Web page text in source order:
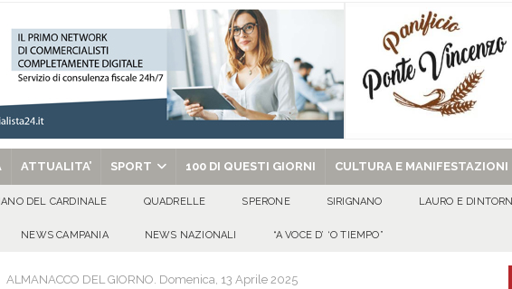
Nessuna crescita economica può prescindere dalla tutela della vita umana” CULTURA E
senza KYC: cosa sono e come funzionano in Italia CULTURA E MANIFESTAZIONI
Venerdì 29 agosto la chiesa celebra il Martirio di san Giovanni Battista e santa Sabina EVIDENZA
ATTUALITA’ SPORT 100 DI QUESTI GIORNI CULTURA E MANIFESTAZIONI
DEL CARDINALE QUADRELLE SPERONE SIRIGNANO LAURO E DINTORNI
NEWS CAMPANIA NEWS NAZIONALI “A VOCE D’ ‘O TIEMPO”
ALMANACCO DEL GIORNO. Domenica, 13 Aprile 2025